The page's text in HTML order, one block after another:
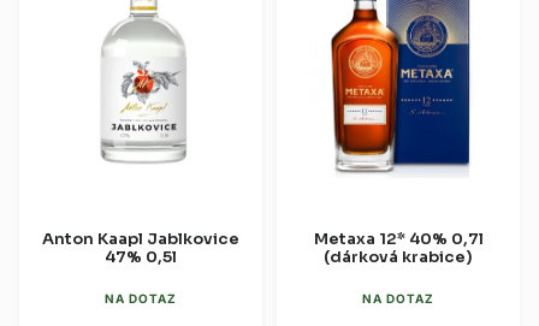
Anton Kaapl Jablkovice
47% 0,5l
NA DOTAZ
Metaxa 12* 40% 0,7l
(dárková krabice)
NA DOTAZ